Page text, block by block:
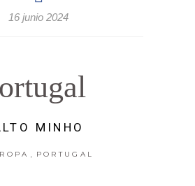
16 junio 2024
MINHO
, PORTUGAL